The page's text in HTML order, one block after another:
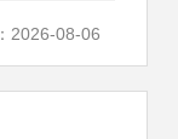
净卫生!
2026-08-06